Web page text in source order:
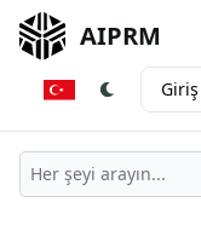
AIPRM
Giriş